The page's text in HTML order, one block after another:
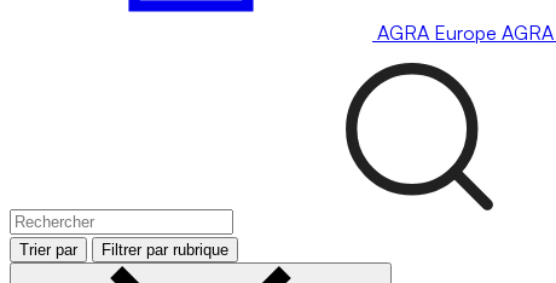
AGRA Europe AGRA
Trier par Filtrer par rubrique